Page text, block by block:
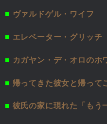
■ ヴァルドゲル・ワイフ
■ エレベーター・グリッチ
■ カガヤン・デ・オロのホ
■ 帰ってきた彼女と帰って
■ 彼氏の家に現れた「もう